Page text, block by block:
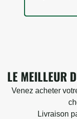
LE MEILLEUR
Venez acheter
Livraison